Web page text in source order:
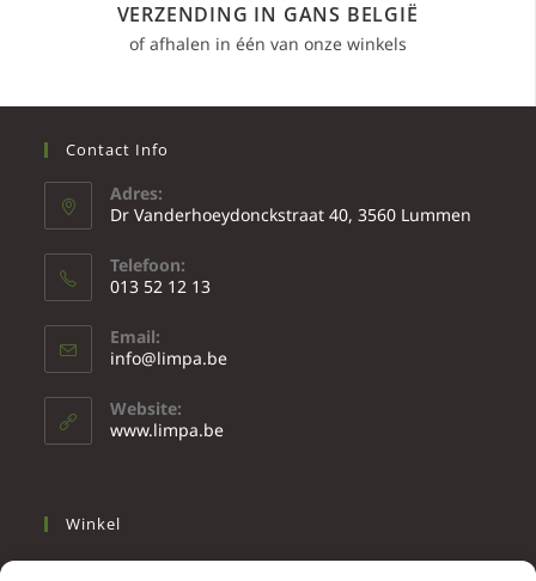
VERZENDING IN GANS BELGIË
of afhalen in één van onze winkels
Contact Info
Adres:
Dr Vanderhoeydonckstraat 40, 3560 Lummen
Telefoon:
013 52 12 13
Email:
info@limpa.be
Website:
www.limpa.be
Winkel